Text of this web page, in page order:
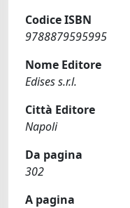
Codice ISBN
9788879595995
Nome Editore
Edises s.r.l.
Città Editore
Napoli
Da pagina
302
A pagina